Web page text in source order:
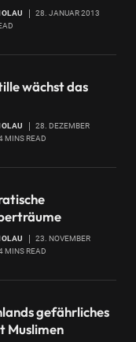
28. JANUAR 2013
wächst das
28. DEZEMBER
MINS READ
23. NOVEMBER
MINS READ
gefährliches
Muslimen